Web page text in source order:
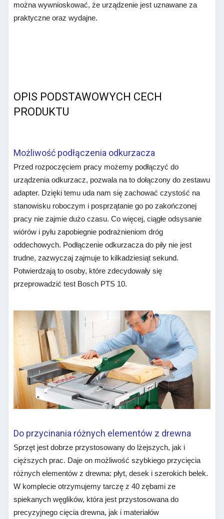
można wywnioskować, że urządzenie jest uznawane za
praktyczne oraz wydajne.
OPIS PODSTAWOWYCH CECH
PRODUKTU
Możliwość podłączenia odkurzacza
Przed rozpoczęciem pracy możemy podłączyć do
urządzenia odkurzacz, pozwala na to dołączony do zestawu
adapter. Dzięki temu uda nam się zachować czystość na
stanowisku roboczym i posprzątanie go po zakończonej
pracy nie zajmie dużo czasu. Co więcej, ciągłe odsysanie
wiórów i pyłu zapobiegnie podrażnieniom dróg
oddechowych. Podłączenie odkurzacza do piły nie jest
trudne, zazwyczaj zajmuje to kilkadziesiąt sekund.
Potwierdzają to osoby, które zdecydowały się
przeprowadzić test Bosch PTS 10.
Do przycinania różnych elementów z drewna
Sprzęt jest dobrze przystosowany do lżejszych, jak i
cięższych prac. Daje on możliwość szybkiego przycięcia
różnych elementów z drewna: płyt, desek i szerokich belek.
W komplecie otrzymujemy tarczę z 40 zębami ze
spiekanych węglików, która jest przystosowana do
precyzyjnego cięcia drewna, jak i materiałów